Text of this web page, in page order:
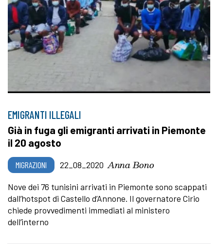
EMIGRANTI ILLEGALI
Già in fuga gli emigranti arrivati in Piemonte
il 20 agosto
MIGRAZIONI 22_08_2020 Anna Bono
Nove dei 76 tunisini arrivati in Piemonte sono scappati
dall’hotspot di Castello d’Annone. Il governatore Cirio
chiede provvedimenti immediati al ministero
dell’interno